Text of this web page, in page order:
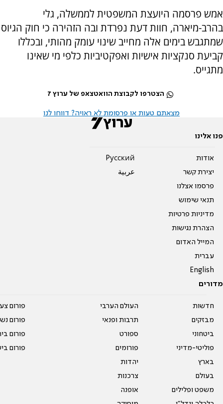
אמש פרסמה היועצת המשפטית לממשלה, גלי
בהרב-מיארה, חוות דעת נפרדת ובה הזהירה כי חוק הגיוס
שמתגבש בימים אלה מחייב שינוי עומק מהותי, ובכללו
קביעת סנקציות אישיות ואפקטיביות כלפי מי שאינו
מתגייס.
הצטרפו לקבוצת הוואטצאפ של ערוץ 7
מצאתם טעות או פרסומת לא ראויה? דווחו לנו
פנו אלינו
אודות
יצירת קשר
פרסמו אצלנו
תנאי שימוש
מדיניות פרטיות
הצהרת נגישות
המייל האדום
עברית
English
Pусский
عربية
מדורים
חדשות
מבזקים
ביטחוני
פוליטי-מדיני
בארץ
בעולם
משפט ופלילים
העולם הערבי
תרבות ופנאי
ספורט
פורומים
יהדות
צרכנות
אופנה
פורום
פורום
פורום
פורום